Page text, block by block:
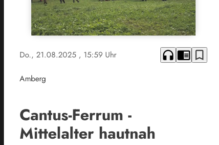
Do., 21.08.2025 , 15:59 Uhr headphones chrome_reader_mode bookmark_border
Amberg
Cantus-Ferrum -
Mittelalter hautnah